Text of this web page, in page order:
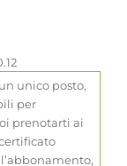
unico posto,
per
prenotarti ai